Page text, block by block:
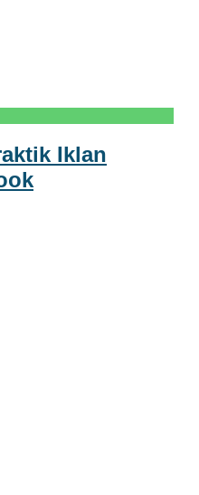
Iklan